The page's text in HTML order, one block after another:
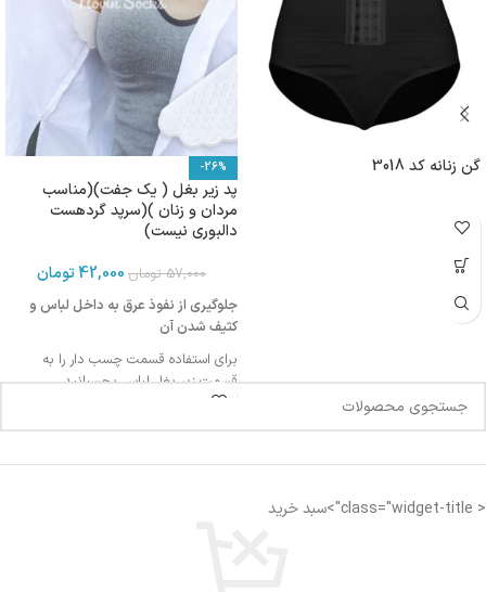
گن زنانه کد 3018 -26%
پد زیر بغل ( یک جفت)(مناسب
مردان و زنان )(سرپد گردهست
دالبوری نیست)
57,000 تومان 42,000تومان
جلوگیری از نفوذ عرق به داخل لباس و
کثیف شدن آن
برای استفاده قسمت چسب دار را به
قسمت زیر بغل لباس بچسبانید
مشاهده کنید
< class="widget-title">سبد خرید